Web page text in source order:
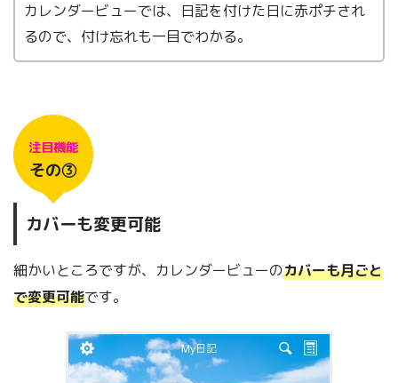
カレンダービューでは、日記を付けた日に赤ポチされ
るので、付け忘れも一目でわかる。
注目機能
その③
カバーも変更可能
細かいところですが、カレンダービューのカバーも月ごと
で変更可能です。